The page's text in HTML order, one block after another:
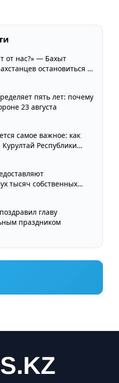
от нас?» — Бахыт
остановиться и
пять лет: почему
23 августа
самое важное: как
Республики
тысяч собственных
главу
праздником